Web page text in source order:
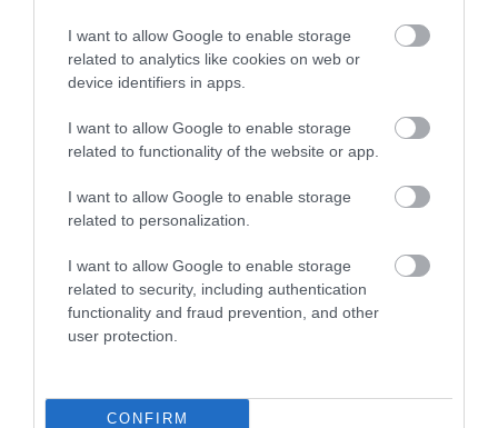
I want to allow Google to enable storage
related to analytics like cookies on web or
device identifiers in apps.
I want to allow Google to enable storage
related to functionality of the website or app.
I want to allow Google to enable storage
related to personalization.
I want to allow Google to enable storage
related to security, including authentication
functionality and fraud prevention, and other
user protection.
CONFIRM
jogszabálycsomag, és sikerül-e a kabinetnek
megszereznie hozzá a szükséges politikai
támogatást.
indexkép: MTI, Bodnár Boglárka
Ne maradjon le a legfrissebb hírekről, kövessen
bennünket az EGRI ÜGYEK Google Hírek oldalán!